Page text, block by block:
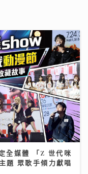
全媒體 「Z 世代咪
題 眾歌手傾力獻唱